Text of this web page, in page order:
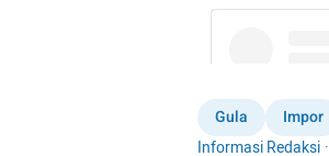
Gula Impor
Informasi Redaksi ·